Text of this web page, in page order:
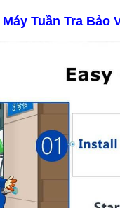
Máy Tuần Tra Bảo